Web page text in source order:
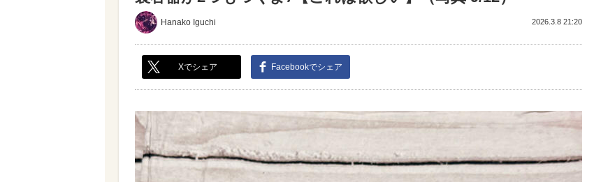
Hanako Iguchi 2026.3.8 21:20
Xでシェア Facebookでシェア